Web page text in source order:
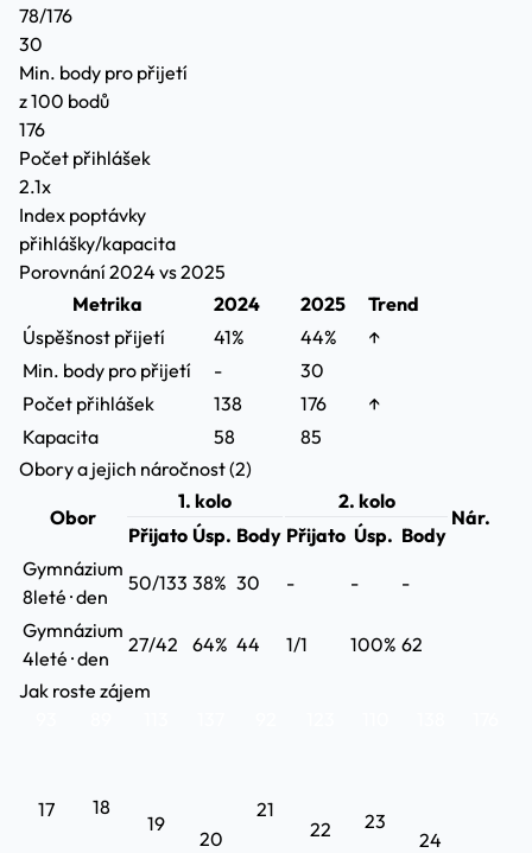
78/176
30
Min. body pro přijetí
z 100 bodů
176
Počet přihlášek
2.1x
Index poptávky
přihlášky/kapacita
Porovnání 2024 vs 2025
Metrika
2024 2025
Trend
Úspěšnost přijetí
41% 44%
↑
Min. body pro přijetí
-
30
Počet přihlášek
138 176
↑
Kapacita
58
85
Obory a jejich náročnost (2)
Obor
1. kolo 2. kolo
Nár.
Přijato Úsp. Body Přijato Úsp. Body
Gymnázium
8leté · den
50/133 38% 30 - -
-
Gymnázium
4leté · den
27/42 64% 44 1/1 100% 62
Jak roste zájem
17 18
19
20
21
22 23
24